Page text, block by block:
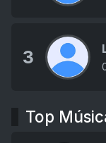
3
Top